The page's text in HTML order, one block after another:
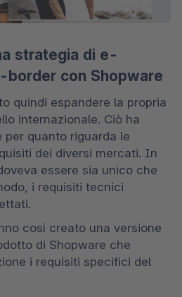
strategia di e-
con Shopware
quindi espandere la propria
internazionale. Ciò ha
quanto riguarda le
dei diversi mercati. In
essere sia unico che
i requisiti tecnici
così creato una versione
di Shopware che
i requisiti specifici del